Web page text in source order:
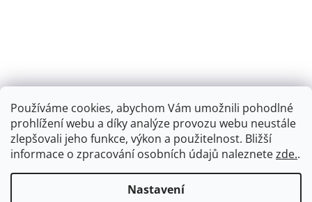
Používáme cookies, abychom Vám umožnili pohodlné
prohlížení webu a díky analýze provozu webu neustále
zlepšovali jeho funkce, výkon a použitelnost. Bližší
informace o zpracování osobních údajů naleznetezde..
Nastavení